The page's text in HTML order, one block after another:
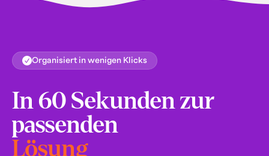
Organisiert in wenigen Klicks
In 60 Sekunden zur
passenden
Lösung